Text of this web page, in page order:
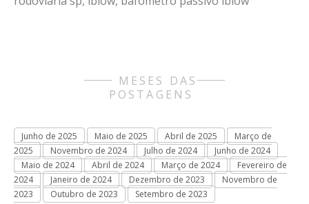
MESES DAS
POSTAGENS
Junho de 2025 Maio de 2025 Abril de 2025
Março de
2025
Novembro de 2024 Julho de 2024
Junho de 2024
Maio de 2024
Abril de 2024 Março de 2024
Fevereiro de
2024
Janeiro de 2024 Dezembro de 2023
Novembro de
2023
Outubro de 2023 Setembro de 2023